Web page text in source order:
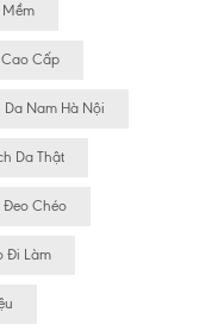
Mềm
Cao Cấp
Da Nam Hà Nội
Da Thật
Đeo Chéo
Đi Làm